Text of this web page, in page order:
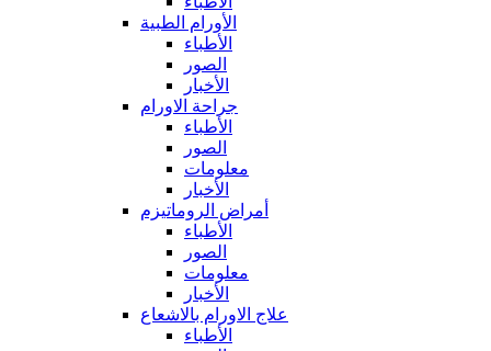
الأورام الطبية
الأطباء
الصور
الأخبار
جراحة الاورام
الأطباء
الصور
معلومات
الأخبار
أمراض الروماتيزم
الأطباء
الصور
معلومات
الأخبار
علاج الاورام بالاشعاع
الأطباء